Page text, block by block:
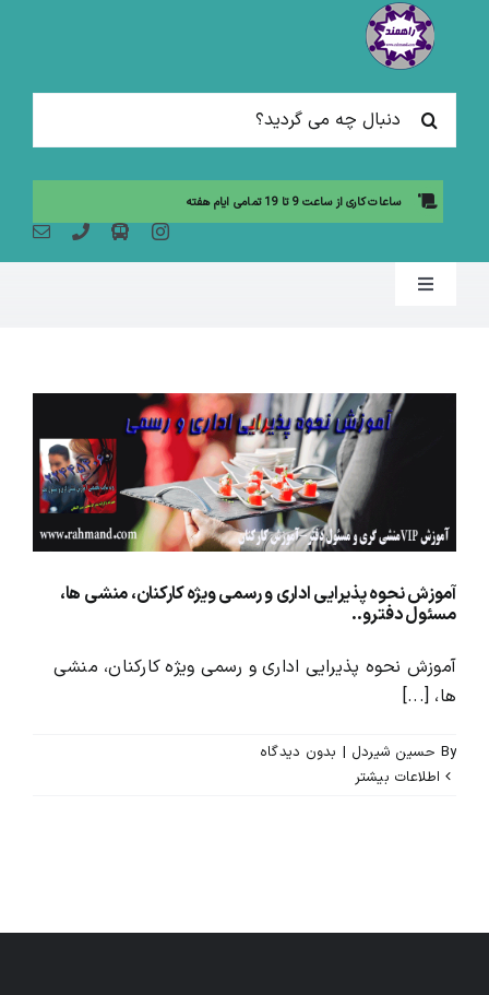
جستجو
برای:
ساعات کاری از ساعت 9 تا 19 تمامی ایام هفته
Toggle
مقالات آموزشی
آموزش حضوری (لیست دوره ها)
محصولات و بسته های آموزشیVIP
آموزش نحوه پذیرایی اداری و رسمی ویژه کارکنان، منشی ها،
مسئول دفترو..
آموزش نحوه پذیرایی اداری و رسمی ویژه کارکنان، منشی
ها، [...]
By حسین شیردل | بدون ديدگاه
اطلاعات بیشتر